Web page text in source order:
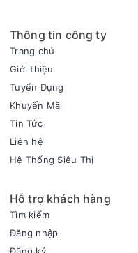
Công nghệ giặt + sấy
- Công nghệ Dual
để khử trùng, loại bỏ mùi
ứng mà không cần chất tẩy
- Hệ thống sấy kép Dual
giúp trang phục khô tự
Thông tin công ty
Trang chủ
Giới thiệu
Tuyển Dụng
Khuyến Mãi
Tin Tức
Liên hệ
Hệ Thống Siêu Thị
Hỗ trợ khách hàng
Tìm kiếm
Đăng nhập